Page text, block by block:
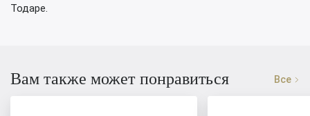
Тодаре.
Вам также может понравиться Все